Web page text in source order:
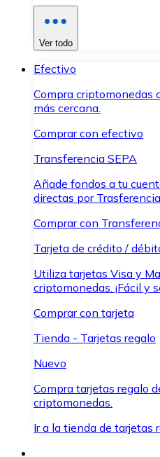
Ver todo
Efectivo
Compra criptomonedas
más cercana.
Comprar con efectivo
Transferencia SEPA
Añade fondos a tu
directas por
Comprar con
Tarjeta de crédito /
Utiliza tarjetas Visa y
criptomonedas. ¡Fácil y
Comprar con tarjeta
Tienda - Tarjetas regalo
Nuevo
Compra tarjetas regalo
criptomonedas.
Ir a la tienda de tarjetas